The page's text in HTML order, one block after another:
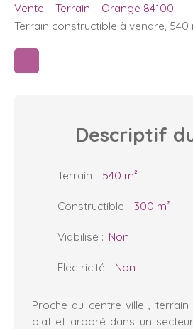
Vente Terrain
Orange 84100
Terrain constructible à vendre, 540
Descriptif
Terrain : 540 m²
Constructible : 300 m²
Viabilisé : Non
Electricité : Non
Proche du centre ville ,
plat et arboré dans un